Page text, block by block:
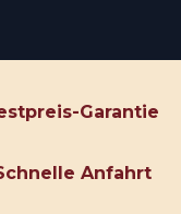
Garantie
Anfahrt